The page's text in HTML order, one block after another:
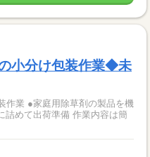
小分け包装作業◆未
作業 ●家庭用除草剤の製品を機
詰めて出荷準備 作業内容は簡